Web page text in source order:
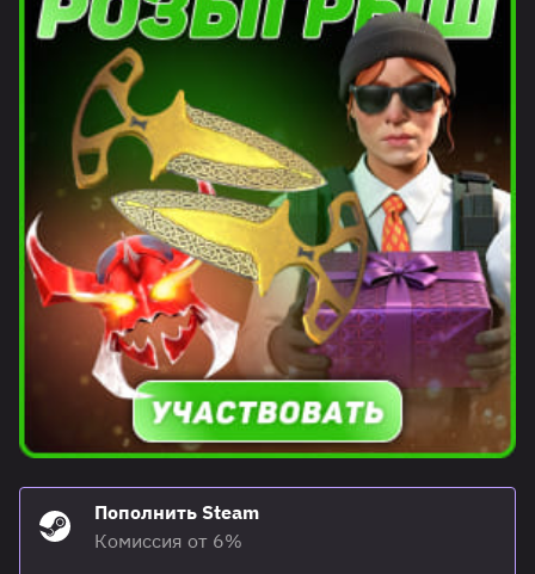
Пополнить Steam
Комиссия от 6%